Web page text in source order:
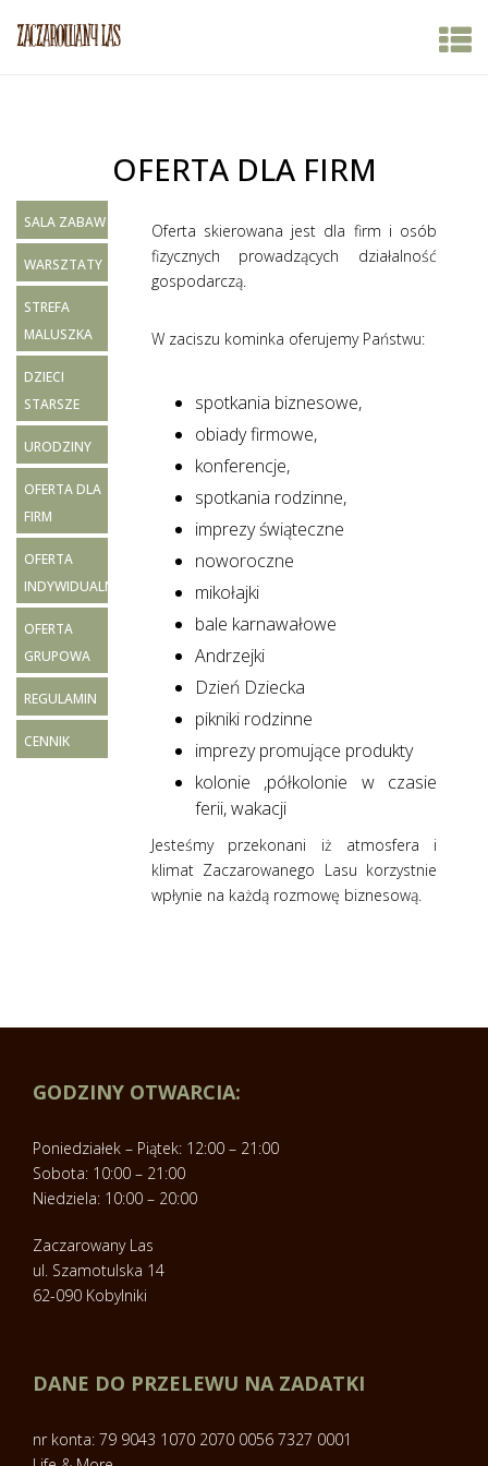
OFERTA DLA FIRM
SALA ZABAW
WARSZTATY
STREFA
MALUSZKA
DZIECI
STARSZE
URODZINY
OFERTA DLA
FIRM
OFERTA
INDYWIDUALNA
OFERTA
GRUPOWA
REGULAMIN
CENNIK
Oferta skierowana jest dla firm i osób
fizycznych prowadzących działalność
gospodarczą.
W zaciszu kominka oferujemy Państwu:
spotkania biznesowe,
obiady firmowe,
konferencje,
spotkania rodzinne,
imprezy świąteczne
noworoczne
mikołajki
bale karnawałowe
Andrzejki
Dzień Dziecka
pikniki rodzinne
imprezy promujące produkty
kolonie ,półkolonie w czasie
ferii, wakacji
Jesteśmy przekonani iż atmosfera i
klimat Zaczarowanego Lasu korzystnie
wpłynie na każdą rozmowę biznesową.
GODZINY OTWARCIA:
Poniedziałek – Piątek: 12:00 – 21:00
Sobota: 10:00 – 21:00
Niedziela: 10:00 – 20:00
Zaczarowany Las
ul. Szamotulska 14
62-090 Kobylniki
DANE DO PRZELEWU NA ZADATKI
nr konta: 79 9043 1070 2070 0056 7327 0001